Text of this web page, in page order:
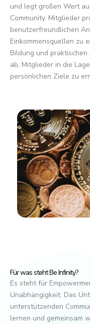
und legt großen Wert
Community. Mitglieder
benutzerfreundlichen
Einkommensquellen zu
Bildung und
ab, Mitglieder in die
persönlichen Ziele zu
Für was steht Be Infinity?
Es steht für
Unabhängigkeit. Das
unterstützenden
lernen und gemeinsam